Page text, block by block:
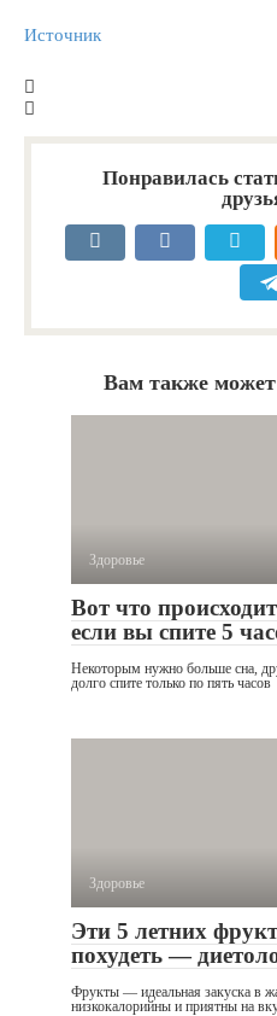
Источник
Понравилась
Вам также
Здоровье
Вот что
если вы спите 5
Некоторым нужно больше сна,
долго спите только по пять часов
Здоровье
Эти 5 летних
похудеть —
Фрукты — идеальная закуска в
низкокалорийны и приятны на